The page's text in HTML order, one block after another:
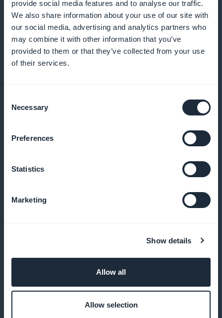
provide social media features and to analyse our traffic.
We also share information about your use of our site with
our social media, advertising and analytics partners who
may combine it with other information that you’ve
provided to them or that they’ve collected from your use
of their services.
Selection
Necessary
Preferences
Statistics
Marketing
Show details
Allow all
Allow selection
Exklusiva intervjuer med kockarna
Njut av djupgående intervjuer med kända kockar
som delar med sig av sina kulinariska filosofier och
bakgrunder
Listor över sällsynta ingredienser och var
Ta reda på var du hittar de speciella ingredienser som
behövs för dessa avancerade recept
Lär dig när viktiga ingredienser är som bäst för att
Presentationstips för att imponera